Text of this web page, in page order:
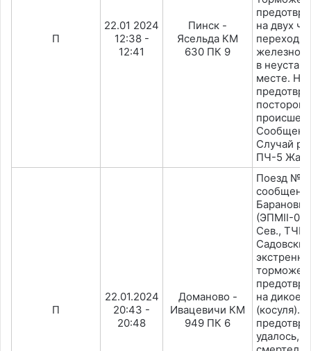
П
22.01 2024
12:38 -
12:41
Пинск -
Ясельда КМ
630 ПК 9
на двух
в
месте.
Случай
ПЧ-5
П
22.01.2024
20:43 -
20:48
Доманово -
Ивацевичи КМ
949 ПК 6
Поезд
(ЭПМІI-
Сев., ТЧМ
на дикое
(косуля).
удалось,